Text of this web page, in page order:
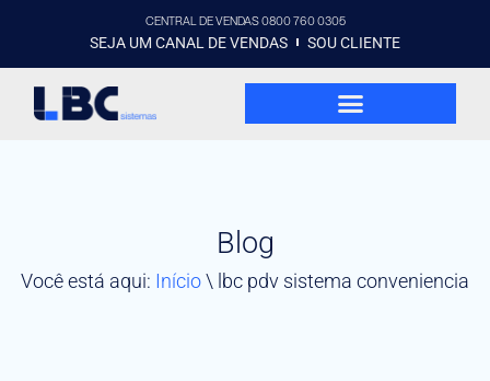
CENTRAL DE VENDAS 0800 760 0305
SEJA UM CANAL DE VENDAS SOU CLIENTE
Blog
Você está aqui: Início\ lbc pdv sistema conveniencia